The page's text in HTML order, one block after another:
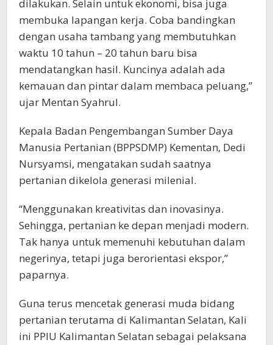
dilakukan. Selain untuk ekonomi, bisa juga
membuka lapangan kerja. Coba bandingkan
dengan usaha tambang yang membutuhkan
waktu 10 tahun – 20 tahun baru bisa
mendatangkan hasil. Kuncinya adalah ada
kemauan dan pintar dalam membaca peluang,”
ujar Mentan Syahrul.
Kepala Badan Pengembangan Sumber Daya
Manusia Pertanian (BPPSDMP) Kementan, Dedi
Nursyamsi, mengatakan sudah saatnya
pertanian dikelola generasi milenial.
“Menggunakan kreativitas dan inovasinya.
Sehingga, pertanian ke depan menjadi modern.
Tak hanya untuk memenuhi kebutuhan dalam
negerinya, tetapi juga berorientasi ekspor,”
paparnya.
Guna terus mencetak generasi muda bidang
pertanian terutama di Kalimantan Selatan, Kali
ini PPIU Kalimantan Selatan sebagai pelaksana